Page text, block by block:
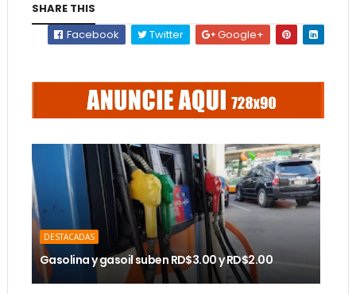
SHARE THIS
Facebook
Twitter Google+
DESTACADAS
Gasolina y gasoil suben RD$3.00 y RD$2.00